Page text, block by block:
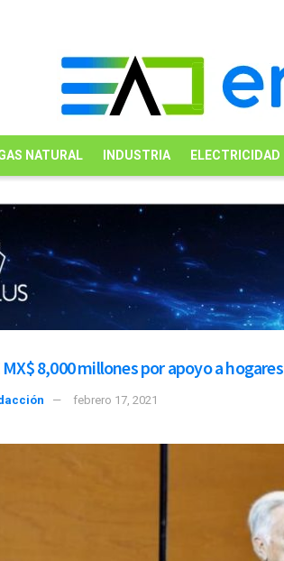
NATURAL INDUSTRIA ELECTRICIDAD
MX$ 8,000 millones por apoyo a hogares
febrero 17, 2021